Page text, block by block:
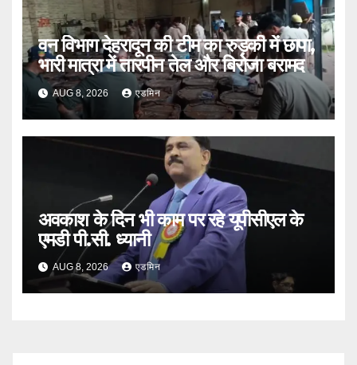
वन विभाग देहरादून की टीम का रुड़की में छापा,
भारी मात्रा में तारपीन तेल और बिरोजा बरामद
AUG 8, 2026 एडमिन
अवकाश के दिन भी काम पर रहे यूपीसीएल के
एमडी पी.सी. ध्यानी
AUG 8, 2026 एडमिन